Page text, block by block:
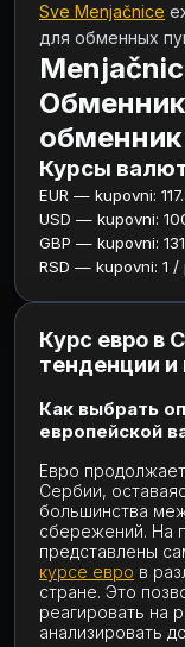
Sve Menjačnice
для обменных
Курсы
EUR — kupovni:
USD — kupovni:
GBP — kupovni:
RSD — kupovni: 1 /
Курс евро в
тенденции и
Как выбрать
европейской
Евро
Сербии,
большинства
сбережений. На
представлены
курсе евро в
стране. Это
реагировать на
анализировать